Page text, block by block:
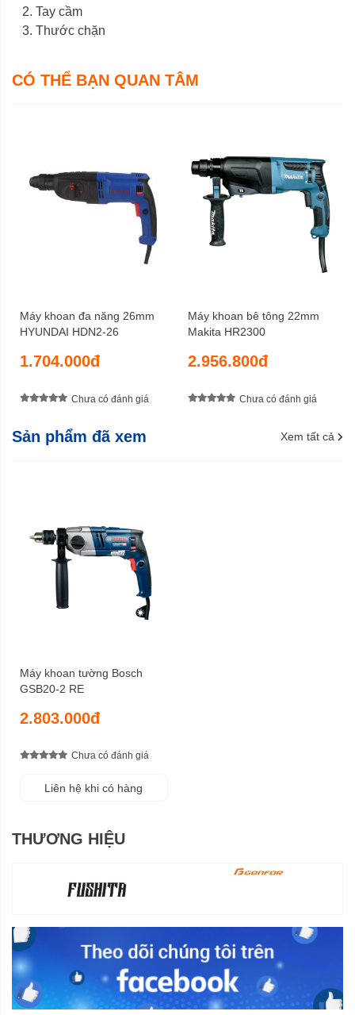
tải
Kích thước
+ Cao: 217 mm
12 tháng
Tay cầm
Thước chặn
CÓ THỂ BẠN QUAN TÂM
Máy khoan đa năng 26mm
HYUNDAI HDN2-26
1.704.000đ
Chưa có đánh giá
Máy khoan bê tông 22mm
Makita HR2300
2.956.800đ
Chưa có đánh giá
Sản phẩm đã xem Xem tất cả
Máy khoan tường Bosch
GSB20-2 RE
2.803.000đ
Chưa có đánh giá
Liên hệ khi có hàng
THƯƠNG HIỆU